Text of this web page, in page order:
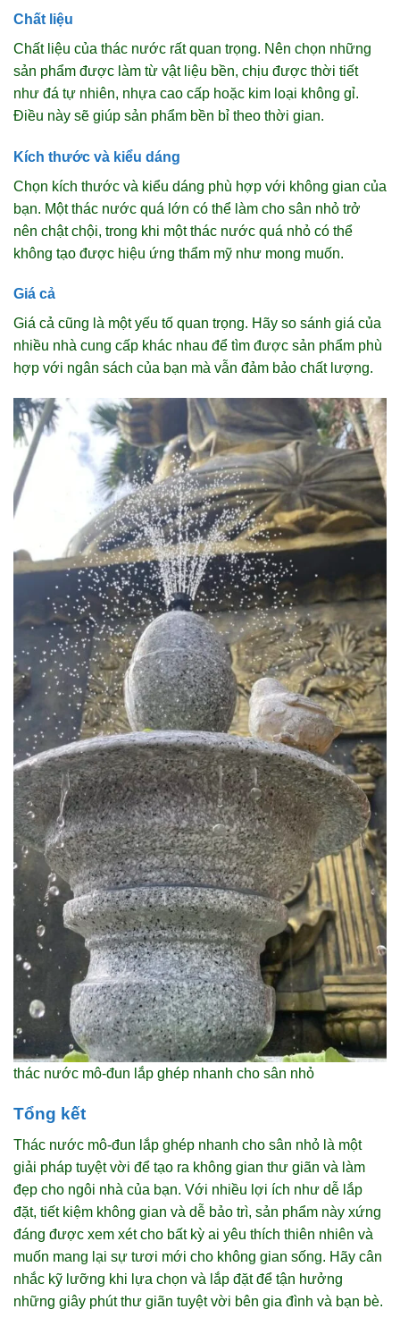
Chất liệu
Chất liệu của thác nước rất quan trọng. Nên chọn những
sản phẩm được làm từ vật liệu bền, chịu được thời tiết
như đá tự nhiên, nhựa cao cấp hoặc kim loại không gỉ.
Điều này sẽ giúp sản phẩm bền bỉ theo thời gian.
Kích thước và kiểu dáng
Chọn kích thước và kiểu dáng phù hợp với không gian của
bạn. Một thác nước quá lớn có thể làm cho sân nhỏ trở
nên chật chội, trong khi một thác nước quá nhỏ có thể
không tạo được hiệu ứng thẩm mỹ như mong muốn.
Giá cả
Giá cả cũng là một yếu tố quan trọng. Hãy so sánh giá của
nhiều nhà cung cấp khác nhau để tìm được sản phẩm phù
hợp với ngân sách của bạn mà vẫn đảm bảo chất lượng.
thác nước mô-đun lắp ghép nhanh cho sân nhỏ
Tổng kết
Thác nước mô-đun lắp ghép nhanh cho sân nhỏ là một
giải pháp tuyệt vời để tạo ra không gian thư giãn và làm
đẹp cho ngôi nhà của bạn. Với nhiều lợi ích như dễ lắp
đặt, tiết kiệm không gian và dễ bảo trì, sản phẩm này xứng
đáng được xem xét cho bất kỳ ai yêu thích thiên nhiên và
muốn mang lại sự tươi mới cho không gian sống. Hãy cân
nhắc kỹ lưỡng khi lựa chọn và lắp đặt để tận hưởng
những giây phút thư giãn tuyệt vời bên gia đình và bạn bè.